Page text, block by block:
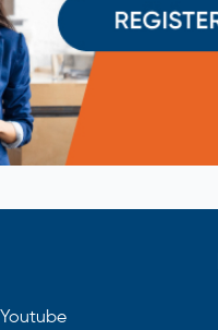
Youtube